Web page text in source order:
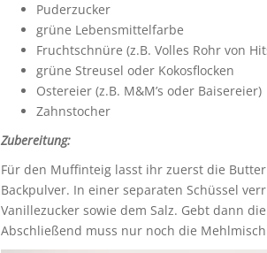
Puderzucker
grüne Lebensmittelfarbe
Fruchtschnüre (z.B. Volles Rohr von
grüne Streusel oder Kokosflocken
Ostereier (z.B. M&M’s oder Baisereier)
Zahnstocher
Zubereitung:
Für den Muffinteig lasst ihr zuerst die
Backpulver. In einer separaten Schüssel
Vanillezucker sowie dem Salz. Gebt dann
Abschließend muss nur noch die